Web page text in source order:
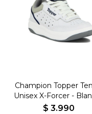
Champion Topper
Unisex X-Forcer -
Gris
$ 3.990